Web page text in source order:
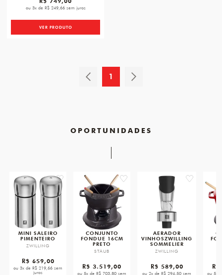
ou 3x de R$ 249,66 sem juros
VER PRODUTO
1
OPORTUNIDADES
favorite
MINI SALEIRO
PIMENTEIRO
ZWILLING
R$ 659,00
ou 3x de R$ 219,66 sem
juros
favorite
CONJUNTO
FONDUE 16CM
PRETO
STAUB
R$ 3.519,00
ou 5x de R$ 703,80 sem
favorite
AERADOR
VINHOSZWILLING
SOMMELIER
ZWILLING
R$ 589,00
ou 2x de R$ 294,50 sem ou 5x